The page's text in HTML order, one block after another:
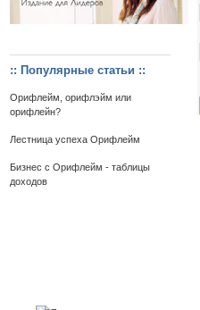
:: Популярные статьи ::
Орифлейм, орифлэйм или
орифлейн?
Лестница успеха Орифлейм
Бизнес с Орифлейм - таблицы
доходов